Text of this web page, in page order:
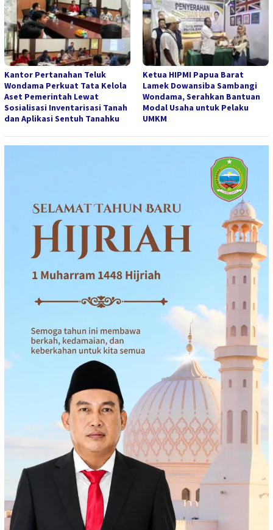
Kantor Pertanahan Teluk
Wondama Perkuat Tata Kelola
Aset Pemerintah Lewat
Sosialisasi Inventarisasi Tanah
dan Aplikasi Sentuh Tanahku
Ketua HIPMI Papua Barat
Lamek Dowansiba Sambangi
Wondama, Serahkan Bantuan
Modal Usaha untuk Pelaku
UMKM